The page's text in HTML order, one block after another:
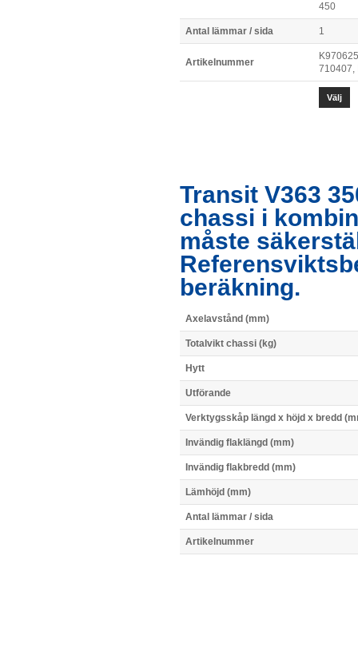
450
Antal lämmar / sida 1
Artikelnummer
710407,
Välj
Transit V363
chassi i
måste
beräkning.
Axelavstånd (mm)
Totalvikt chassi (kg)
Hytt
Utförande
Verktygsskåp längd x höjd x bredd
Invändig flaklängd (mm)
Invändig flakbredd (mm)
Lämhöjd (mm)
Antal lämmar / sida
Artikelnummer